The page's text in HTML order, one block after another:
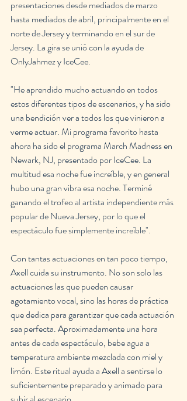
presentaciones desde mediados de marzo
hasta mediados de abril, principalmente en el
norte de Jersey y terminando en el sur de
Jersey. La gira se unió con la ayuda de
OnlyJahmez y IceCee.
"He aprendido mucho actuando en todos
estos diferentes tipos de escenarios, y ha sido
una bendición ver a todos los que vinieron a
verme actuar. Mi programa favorito hasta
ahora ha sido el programa March Madness en
Newark, NJ, presentado por IceCee. La
multitud esa noche fue increíble, y en general
hubo una gran vibra esa noche. Terminé
ganando el trofeo al artista independiente más
popular de Nueva Jersey, por lo que el
espectáculo fue simplemente increíble".
Con tantas actuaciones en tan poco tiempo,
Axell cuida su instrumento. No son solo las
actuaciones las que pueden causar
agotamiento vocal, sino las horas de práctica
que dedica para garantizar que cada actuación
sea perfecta. Aproximadamente una hora
antes de cada espectáculo, bebe agua a
temperatura ambiente mezclada con miel y
limón. Este ritual ayuda a Axell a sentirse lo
suficientemente preparado y animado para